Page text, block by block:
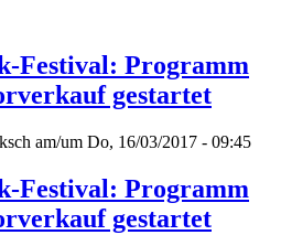
Festival: Programm
gestartet
am/um Do, 16/03/2017 - 09:45
Festival: Programm
gestartet